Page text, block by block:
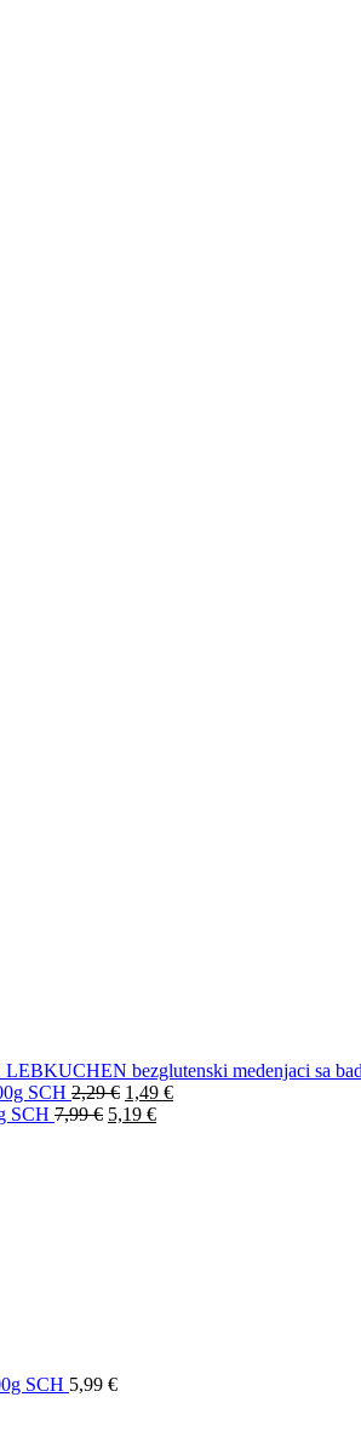
LEBKUCHEN bezglutenski medenjaci sa
SCH 2,29€ 1,49 €
SCH 7,99€ 5,19 €
SCH 5,99 €